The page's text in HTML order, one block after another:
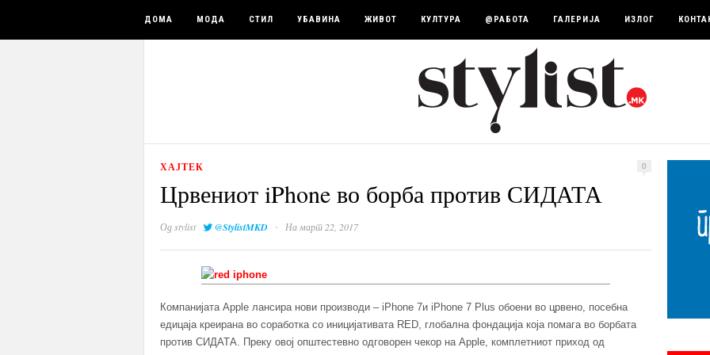
ДОМА МОДА СТИЛ УБАВИНА ЖИВОТ КУЛТУРА @РАБОТА ГАЛЕРИЈА ИЗЛОГ
ХАЈТЕК 0
Црвениот iPhone во борба против СИДАТА
Одstylist @StylistMKD · На март 22, 2017
Компанијата Apple лансира нови производи – iPhone 7и iPhone 7 Plus обоени во црвено, посебна
едицаја креирана во соработка со иницијативата RED, глобална фондација која помага во борбата
против СИДАТА. Преку овој општестевно одговорен чекор на Apple, комплетниот приход од